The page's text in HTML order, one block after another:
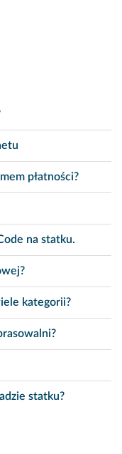
płatności?
na statku.
kategorii?
statku?